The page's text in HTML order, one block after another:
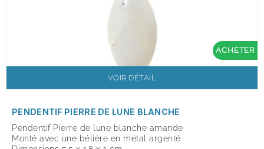
ACHETER
VOIR DÉTAIL
PENDENTIF PIERRE DE LUNE BLANCHE
Pendentif Pierre de lune blanche amande
Monté avec une bélière en métal argenté